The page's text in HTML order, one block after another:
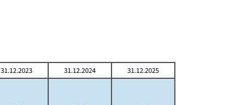
31.12.2023 31.12.2024 31.12.2025